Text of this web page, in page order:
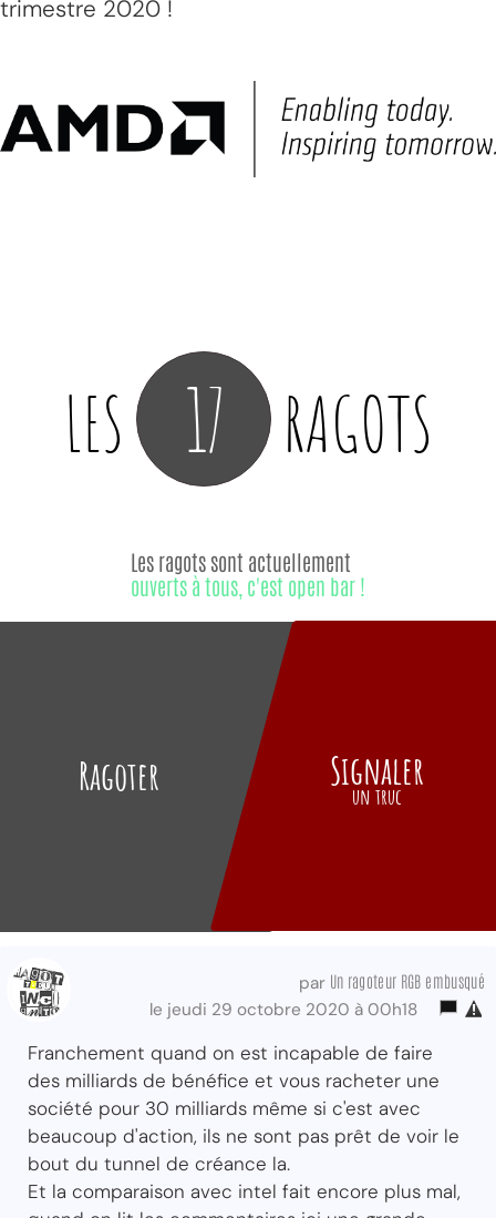
trimestre 2020 !
LES 17 RAGOTS
Ragoter
Les ragots sont actuellement
ouverts à tous, c'est open bar !
Signaler
un truc
par Un ragoteur RGB embusqué
le jeudi 29 octobre 2020 à 00h18
Franchement quand on est incapable de faire
des milliards de bénéfice et vous racheter une
société pour 30 milliards même si c'est avec
beaucoup d'action, ils ne sont pas prêt de voir le
bout du tunnel de créance la.
Et la comparaison avec intel fait encore plus mal,